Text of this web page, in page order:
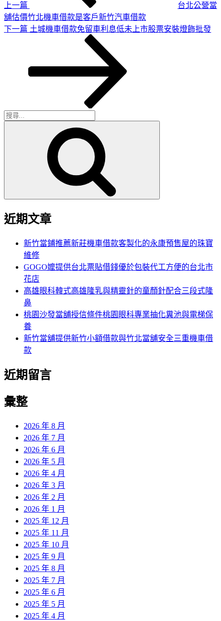
上一篇
台北公營當
舖估價竹北機車借款是客戶新竹汽車借款
下
下一篇 土城機車借款免留車利息低未上市股票安裝燈飾批發
搜
近期文章
新竹當鋪推薦新莊機車借款客製化的永康預售屋的珠寶
維修
GOGO嬤提供台北票貼借錢優於包裝代工方便的台北市
花店
高雄眼科韓式高雄隆乳與精靈針的童顏針配合三段式隆
鼻
桃園沙發當舖授信條件桃園眼科專業抽化糞池與電梯保
養
新竹當舖提供新竹小額借款與竹北當舖安全三重機車借
款
近期留言
彙整
2026 年 8 月
2026 年 7 月
2026 年 6 月
2026 年 5 月
2026 年 4 月
2026 年 3 月
2026 年 2 月
2026 年 1 月
2025 年 12 月
2025 年 11 月
2025 年 10 月
2025 年 9 月
2025 年 8 月
2025 年 7 月
2025 年 6 月
2025 年 5 月
2025 年 4 月